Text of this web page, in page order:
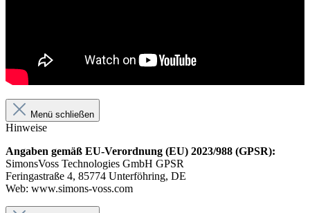
Menü schließen
Hinweise
Angaben gemäß EU-Verordnung (EU) 2023/988 (GPSR):
SimonsVoss Technologies GmbH GPSR
Feringastraße 4, 85774 Unterföhring, DE
Web: www.simons-voss.com